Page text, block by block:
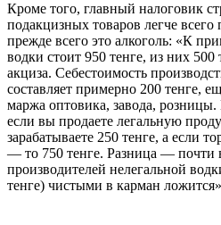
Кроме того, главный налоговик
подакцизных товаров легче
прежде всего это алкоголь: «К
водки стоит 950 тенге, из них
акциза. Себестоимость
составляет примерно 200 тенге,
маржа оптовика, завода, розницы.
если вы продаете легальную
зарабатываете 250 тенге, а если
— то 750 тенге. Разница — почти
производителей нелегальной
тенге) чистыми в карман